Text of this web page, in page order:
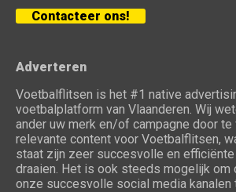
Contacteer ons!
Adverteren
Voetbalflitsen is het #1 native
voetbalplatform van Vlaanderen. Wij
ander uw merk en/of campagne door te
relevante content voor Voetbalflitsen,
staat zijn zeer succesvolle en
draaien. Het is ook steeds mogelijk om
onze succesvolle social media kanalen